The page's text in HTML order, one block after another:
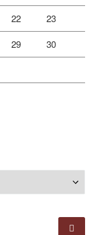
22 23
29 30